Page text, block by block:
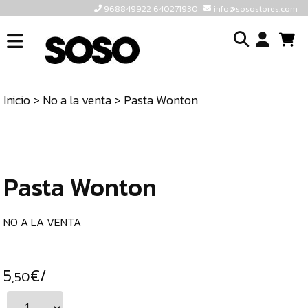
968849922 640271930 info@sosostores.com
INICIO
TIENDA
640271930
Inicio> No a la venta> Pasta Wonton
Pasta Wonton
NO A LA VENTA
5,50€/